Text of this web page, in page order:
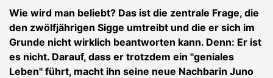
Wie wird man beliebt? Das ist die zentrale Frage, die
den zwölfjährigen Sigge umtreibt und die er sich im
Grunde nicht wirklich beantworten kann. Denn: Er ist
es nicht. Darauf, dass er trotzdem ein "geniales
Leben" führt, macht ihn seine neue Nachbarin Juno